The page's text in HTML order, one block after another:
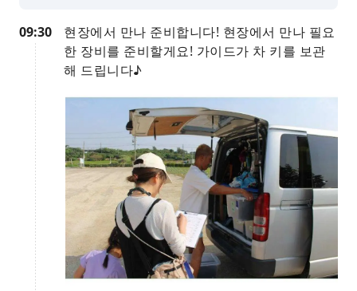
09:30
현장에서 만나 준비합니다! 현장에서 만나 필요
한 장비를 준비할게요! 가이드가 차 키를 보관
해 드립니다♪